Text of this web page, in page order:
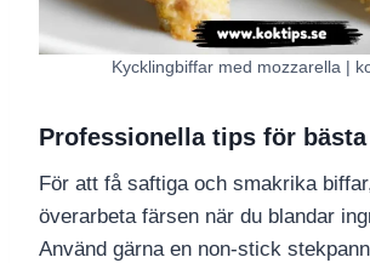
Kycklingbiffar med mozzarella |
Professionella tips för
För att få saftiga och smakrika
överarbeta färsen när du blandar
Använd gärna en non-stick